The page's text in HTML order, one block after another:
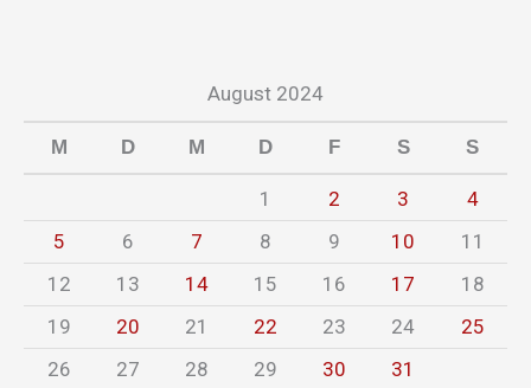
August 2024
M D M D F S S
1 2 3
4
5
6 7 8 9 10
11
12
13 14 15 16 17
18
19
20 21 22 23 24
25
26
27 28 29 30 31